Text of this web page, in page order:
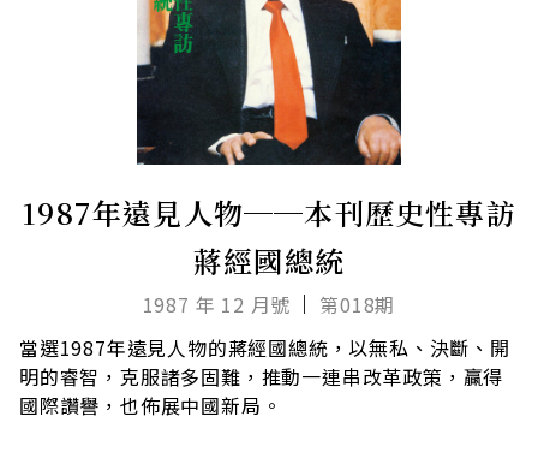
1987年遠見人物──本刊歷史性專訪
蔣經國總統
1987 年 12 月號
第018期
當選1987年遠見人物的蔣經國總統，以無私、決斷、開
明的睿智，克服諸多固難，推動一連串改革政策，贏得
國際讚譽，也佈展中國新局。